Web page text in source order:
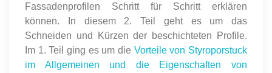
Fassadenprofilen Schritt für Schritt erklären
können. In diesem 2. Teil geht es um das
Schneiden und Kürzen der beschichteten Profile.
Im 1. Teil ging es um die Vorteile von Styroporstuck
im Allgemeinen und die Eigenschaften von